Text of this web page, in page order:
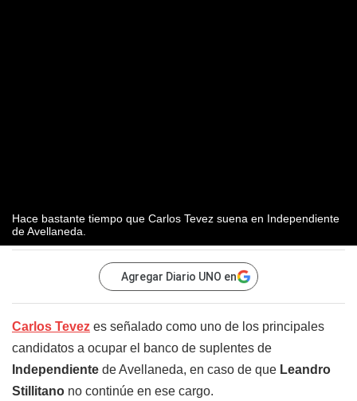
Hace bastante tiempo que Carlos Tevez suena en Independiente
de Avellaneda.
Agregar Diario UNO en
Carlos Tevez es señalado como uno de los principales
candidatos a ocupar el banco de suplentes de
Independiente de Avellaneda, en caso de que Leandro
Stillitano no continúe en ese cargo.